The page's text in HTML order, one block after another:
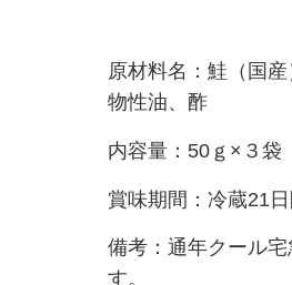
原材料名：鮭（国
物性油、酢
内容量：50ｇ×３袋
賞味期間：冷蔵21日
備考：通年クール
す。